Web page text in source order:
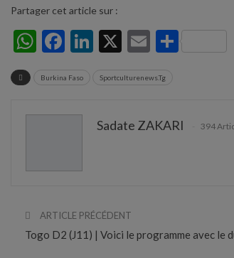
Partager cet article sur :
WhatsApp
Facebook
LinkedIn
X Email
Burkina Faso Sportculturenews.Tg
Sadate ZAKARI 394
ARTICLE PRÉCÉDENT
Togo D2 (J11) | Voici le programme avec le